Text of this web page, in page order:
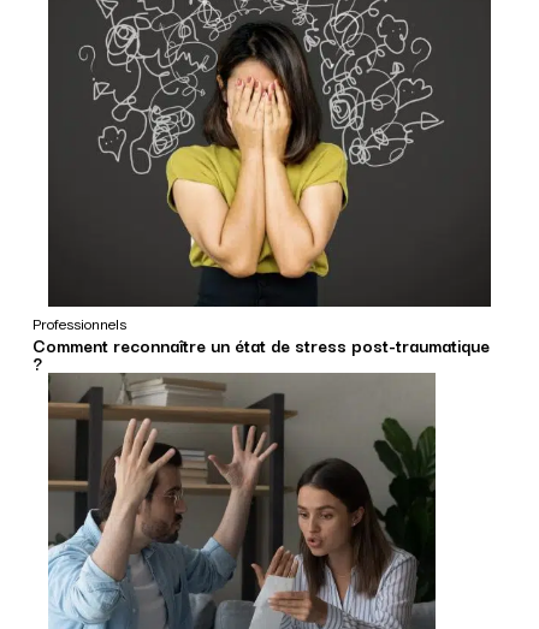
Professionnels
Comment reconnaître un état de stress post-traumatique
?